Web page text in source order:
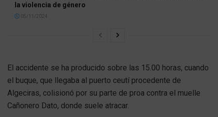
la violencia de género
05/11/2024
El accidente se ha producido sobre las 15.00 horas, cuando
el buque, que llegaba al puerto ceutí procedente de
Algeciras, colisionó por su parte de proa contra el muelle
Cañonero Dato, donde suele atracar.